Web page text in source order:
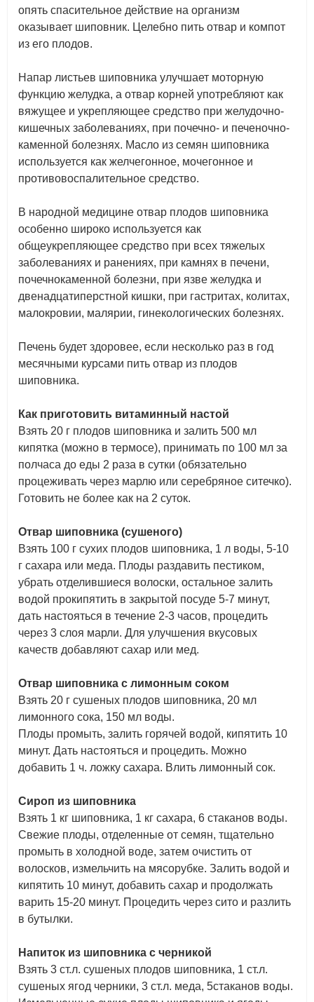
опять спасительное действие на организм
оказывает шиповник. Целебно пить отвар и компот
из его плодов.
Напар листьев шиповника улучшает моторную
функцию желудка, а отвар корней употребляют как
вяжущее и укрепляющее средство при желудочно-
кишечных заболеваниях, при почечно- и печеночно-
каменной болезнях. Масло из семян шиповника
используется как желчегонное, мочегонное и
противовоспалительное средство.
В народной медицине отвар плодов шиповника
особенно широко используется как
общеукрепляющее средство при всех тяжелых
заболеваниях и ранениях, при камнях в печени,
почечнокаменной болезни, при язве желудка и
двенадцатиперстной кишки, при гастритах, колитах,
малокровии, малярии, гинекологических болезнях.
Печень будет здоровее, если несколько раз в год
месячными курсами пить отвар из плодов
шиповника.
Как приготовить витаминный настой
Взять 20 г плодов шиповника и залить 500 мл
кипятка (можно в термосе), принимать по 100 мл за
полчаса до еды 2 раза в сутки (обязательно
процеживать через марлю или серебряное ситечко).
Готовить не более как на 2 суток.
Отвар шиповника (сушеного)
Взять 100 г сухих плодов шиповника, 1 л воды, 5-10
г сахара или меда. Плоды раздавить пестиком,
убрать отделившиеся волоски, остальное залить
водой прокипятить в закрытой посуде 5-7 минут,
дать настояться в течение 2-3 часов, процедить
через 3 слоя марли. Для улучшения вкусовых
качеств добавляют сахар или мед.
Отвар шиповника с лимонным соком
Взять 20 г сушеных плодов шиповника, 20 мл
лимонного сока, 150 мл воды.
Плоды промыть, залить горячей водой, кипятить 10
минут. Дать настояться и процедить. Можно
добавить 1 ч. ложку сахара. Влить лимонный сок.
Сироп из шиповника
Взять 1 кг шиповника, 1 кг сахара, 6 стаканов воды.
Свежие плоды, отделенные от семян, тщательно
промыть в холодной воде, затем очистить от
волосков, измельчить на мясорубке. Залить водой и
кипятить 10 минут, добавить сахар и продолжать
варить 15-20 минут. Процедить через сито и разлить
в бутылки.
Напиток из шиповника с черникой
Взять 3 ст.л. сушеных плодов шиповника, 1 ст.л.
сушеных ягод черники, 3 ст.л. меда, 5стаканов воды.